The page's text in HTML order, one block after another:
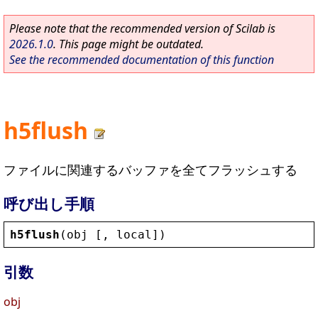
Please note that the recommended version of Scilab is
2026.1.0. This page might be outdated.
See the recommended documentation of this function
h5flush
ファイルに関連するバッファを全てフラッシュする
呼び出し手順
h5flush ( obj [, local ])
引数
obj